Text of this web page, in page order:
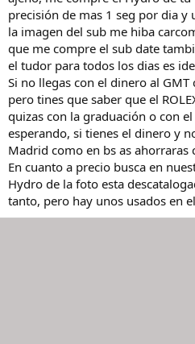
precisión de mas 1 seg por dia y
la imagen del sub me hiba
que me compre el sub date
el tudor para todos los dias es
Si no llegas con el dinero al
pero tines que saber que el
quizas con la graduación o con
esperando, si tienes el dinero y
Madrid como en bs as ahorraras
En cuanto a precio busca en
Hydro de la foto esta
tanto, pero hay unos usados en